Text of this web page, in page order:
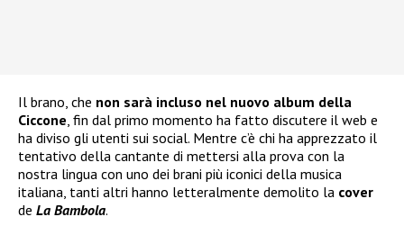
Il brano, che non sarà incluso nel nuovo album della
Ciccone , fin dal primo momento ha fatto discutere il web e
ha diviso gli utenti sui social. Mentre c’è chi ha apprezzato il
tentativo della cantante di mettersi alla prova con la
nostra lingua con uno dei brani più iconici della musica
italiana, tanti altri hanno letteralmente demolito la cover
de La Bambola.